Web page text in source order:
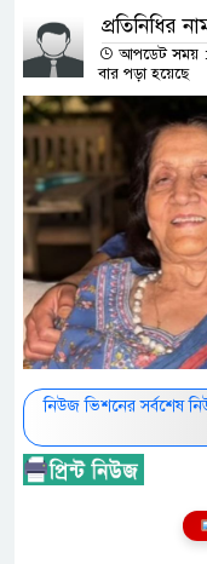
প্রতিনিধির
আপডেট সময় :
বার পড়া হয়েছে
নিউজ ভিশনের সর্বশেষ